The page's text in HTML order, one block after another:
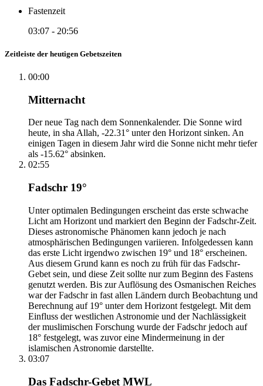
Fastenzeit
03:07 - 20:56
Zeitleiste der heutigen Gebetszeiten
00:00
Mitternacht
Der neue Tag nach dem Sonnenkalender. Die Sonne wird
heute, in sha Allah, -22.31° unter den Horizont sinken. An
einigen Tagen in diesem Jahr wird die Sonne nicht mehr tiefer
als -15.62° absinken.
02:55
Fadschr 19°
Unter optimalen Bedingungen erscheint das erste schwache
Licht am Horizont und markiert den Beginn der Fadschr-Zeit.
Dieses astronomische Phänomen kann jedoch je nach
atmosphärischen Bedingungen variieren. Infolgedessen kann
das erste Licht irgendwo zwischen 19° und 18° erscheinen.
Aus diesem Grund kann es noch zu früh für das Fadschr-
Gebet sein, und diese Zeit sollte nur zum Beginn des Fastens
genutzt werden. Bis zur Auflösung des Osmanischen Reiches
war der Fadschr in fast allen Ländern durch Beobachtung und
Berechnung auf 19° unter dem Horizont festgelegt. Mit dem
Einfluss der westlichen Astronomie und der Nachlässigkeit
der muslimischen Forschung wurde der Fadschr jedoch auf
18° festgelegt, was zuvor eine Mindermeinung in der
islamischen Astronomie darstellte.
03:07
Das Fadschr-Gebet MWL